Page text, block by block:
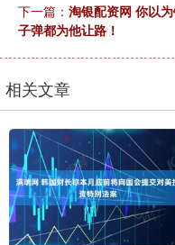
下一篇： 淘银配资网 你以
子弹都为他让路！
相关文章